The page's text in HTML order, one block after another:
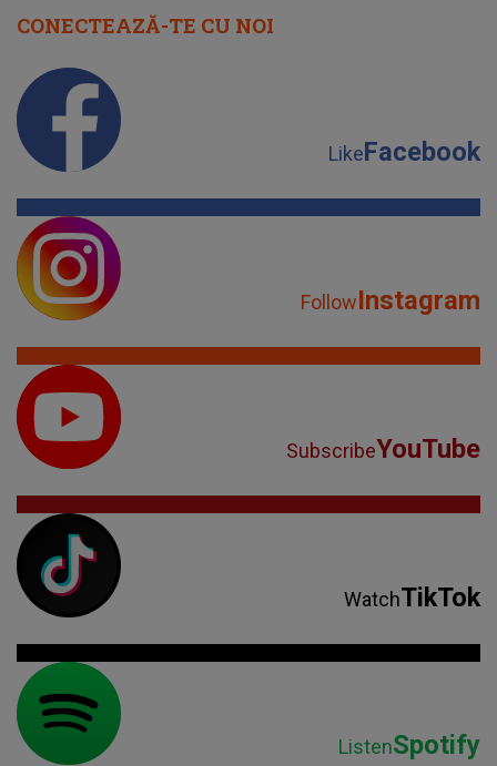
CONECTEAZĂ-TE CU NOI
LikeFacebook
FollowInstagram
SubscribeYouTube
WatchTikTok
ListenSpotify